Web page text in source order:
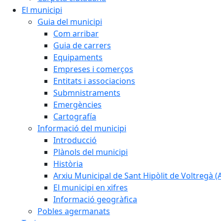
El municipi
Guia del municipi
Com arribar
Guia de carrers
Equipaments
Empreses i comerços
Entitats i associacions
Submnistraments
Emergències
Cartografía
Informació del municipi
Introducció
Plànols del municipi
Història
Arxiu Municipal de Sant Hipòlit de Voltregà
El municipi en xifres
Informació geogràfica
Pobles agermanats